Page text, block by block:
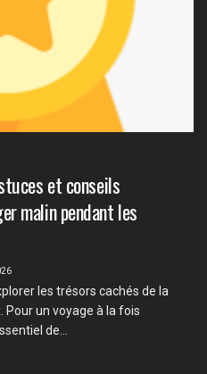
et conseils
malin pendant les
les trésors cachés de la
Pour un voyage à la fois
de...